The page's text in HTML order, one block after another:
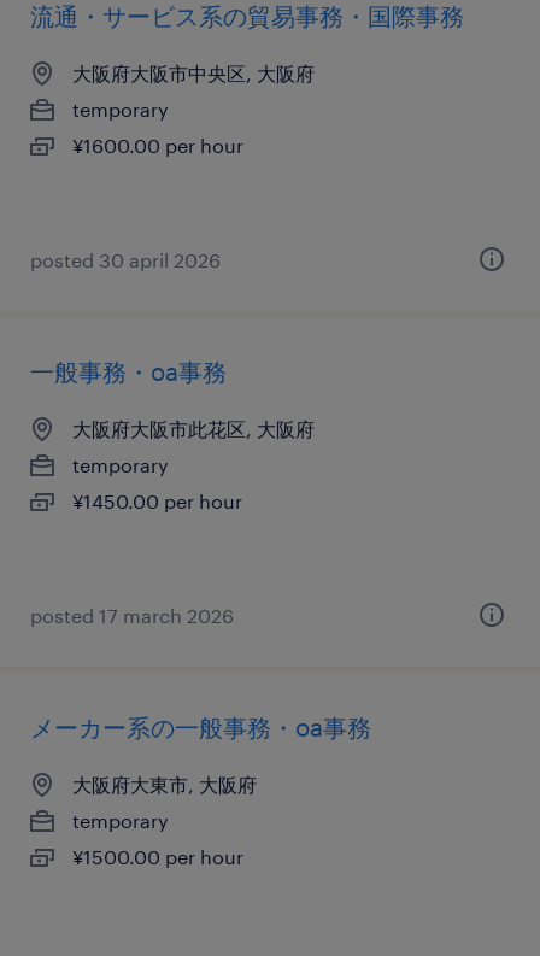
流通・サービス系の貿易事務・国際事務
大阪府大阪市中央区, 大阪府
temporary
¥1600.00 per hour
posted 30 april 2026
一般事務・oa事務
大阪府大阪市此花区, 大阪府
temporary
¥1450.00 per hour
posted 17 march 2026
メーカー系の一般事務・oa事務
大阪府大東市, 大阪府
temporary
¥1500.00 per hour